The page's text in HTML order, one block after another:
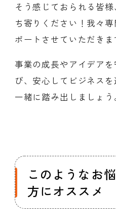
そう感じておられる皆
ち寄りください！我々
ポートさせていただきま
事業の成長やアイデア
び、安心してビジネス
一緒に踏み出しましょう
このようなお
方にオススメ